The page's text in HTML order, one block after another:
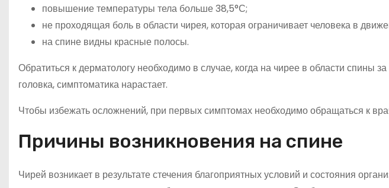
повышение температуры тела больше 38,5°С;
не проходящая боль в области чирея, которая ограничивает человека в
на спине видны красные полосы.
Обратиться к дерматологу необходимо в случае, когда на чирее в области спины
головка, симптоматика нарастает.
Чтобы избежать осложнений, при первых симптомах необходимо обращаться к
Причины возникновения на спине
Чирей возникает в результате стечения благоприятных условий и состояния